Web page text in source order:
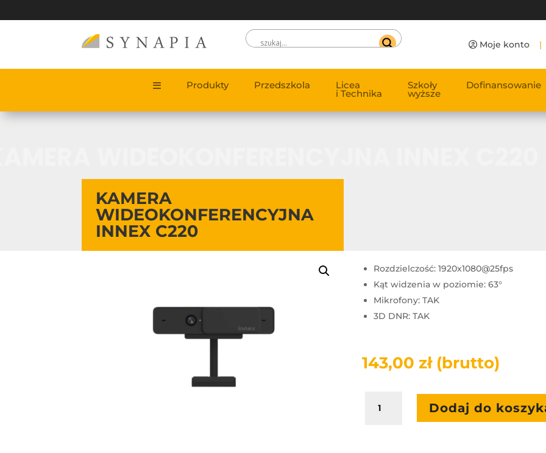
Moje konto |
Produkty Przedszkola Licea
i Technika
Szkoły
wyższe
Dofinansowanie
KAMERA
WIDEOKONFERENCYJNA
INNEX C220
Rozdzielczość: 1920x1080@25fps
Kąt widzenia w poziomie: 63°
Mikrofony: TAK
3D DNR: TAK
143,00zł (brutto)
Kamera
Wideokonferencyjna
Dodaj do